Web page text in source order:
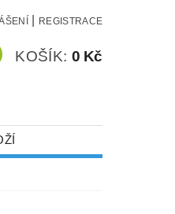
REGISTRACE
KOŠÍK: 0 Kč